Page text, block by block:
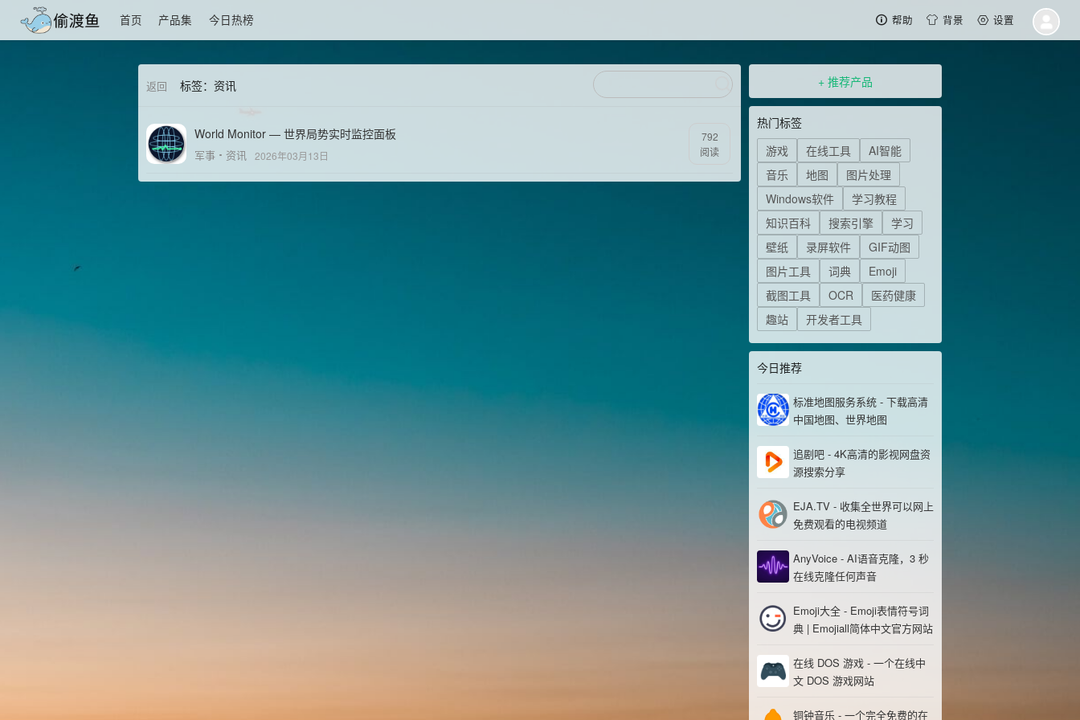
首页 产品集 今日热榜 帮助 背景 设置
返回 标签：资讯
World Monitor — 世界局势实时监控面板
军事 资讯 2026年03月13日
792
阅读
+ 推荐产品
热门标签
游戏
在线工具
AI智能
音乐
地图
图片处理
Windows软件
学习教程
知识百科
搜索引擎
学习
壁纸
录屏软件
GIF动图
图片工具
词典
Emoji
截图工具
OCR
医药健康
趣站
开发者工具
今日推荐
标准地图服务系统 - 下载高清
中国地图、世界地图
追剧吧 - 4K高清的影视网盘资
源搜索分享
EJA.TV - 收集全世界可以网上
免费观看的电视频道
AnyVoice - AI语音克隆，3 秒
在线克隆任何声音
Emoji大全 - Emoji表情符号词
典 | Emojiall简体中文官方网站
在线 DOS 游戏 - 一个在线中
文 DOS 游戏网站
铜钟音乐 - 一个完全免费的在